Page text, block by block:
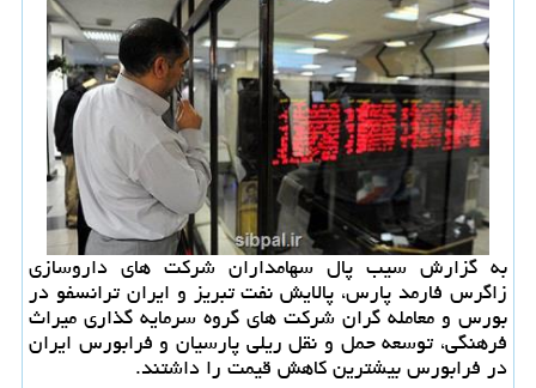
به گزارش سیب پال سهامداران شركت های داروسازی
زاگرس فارمد پارس، پالایش نفت تبریز و ایران ترانسفو در
بورس و معامله گران شركت های گروه سرمایه گذاری میراث
فرهنگی، توسعه حمل و نقل ریلی پارسیان و فرابورس ایران
در فرابورس بیشترین كاهش قیمت را داشتند.